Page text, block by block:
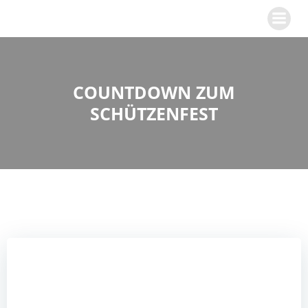
springen
COUNTDOWN ZUM
SCHÜTZENFEST